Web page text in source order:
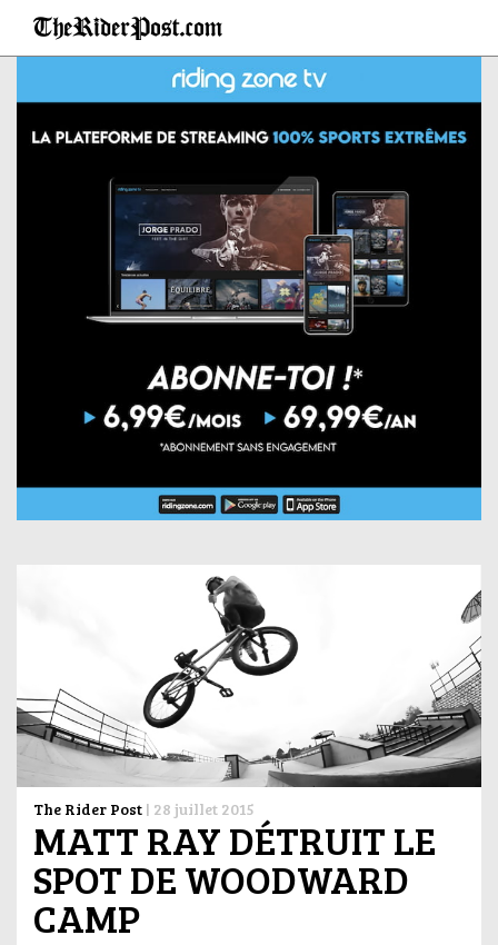
The Rider Post | 28 juillet 2015
MATT RAY DÉTRUIT LE
SPOT DE WOODWARD
CAMP